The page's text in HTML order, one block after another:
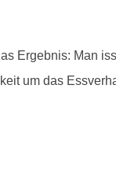
Ergebnis: Man
um das